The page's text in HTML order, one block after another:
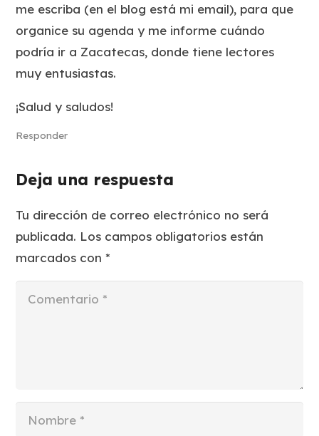
me escriba (en el blog está mi email), para que
organice su agenda y me informe cuándo
podría ir a Zacatecas, donde tiene lectores
muy entusiastas.
¡Salud y saludos!
Responder
Deja una respuesta
Tu dirección de correo electrónico no será
publicada. Los campos obligatorios están
marcados con*